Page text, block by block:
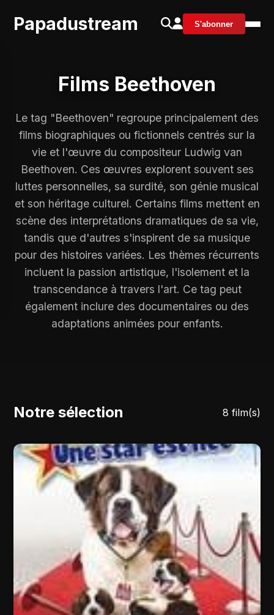
Papadustream S'abonner
Films Beethoven
Le tag "Beethoven" regroupe principalement des
films biographiques ou fictionnels centrés sur la
vie et l'œuvre du compositeur Ludwig van
Beethoven. Ces œuvres explorent souvent ses
luttes personnelles, sa surdité, son génie musical
et son héritage culturel. Certains films mettent en
scène des interprétations dramatiques de sa vie,
tandis que d'autres s'inspirent de sa musique
pour des histoires variées. Les thèmes récurrents
incluent la passion artistique, l'isolement et la
transcendance à travers l'art. Ce tag peut
également inclure des documentaires ou des
adaptations animées pour enfants.
Notre sélection 8 film(s)